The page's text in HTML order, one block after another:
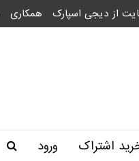
از دیجی اسپارک همکاری
اشتراک ورود